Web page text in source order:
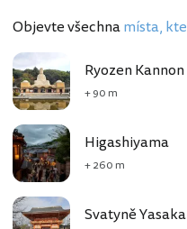
Objevte všechnamísta,
Ryozen Kannon
+ 90 m
Higashiyama
+ 260 m
Svatyně Yasaka